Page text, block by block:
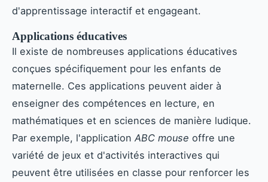
d'apprentissage interactif et engageant.
Applications éducatives
Il existe de nombreuses applications éducatives
conçues spécifiquement pour les enfants de
maternelle. Ces applications peuvent aider à
enseigner des compétences en lecture, en
mathématiques et en sciences de manière ludique.
Par exemple, l'application ABC mouse offre une
variété de jeux et d'activités interactives qui
peuvent être utilisées en classe pour renforcer les